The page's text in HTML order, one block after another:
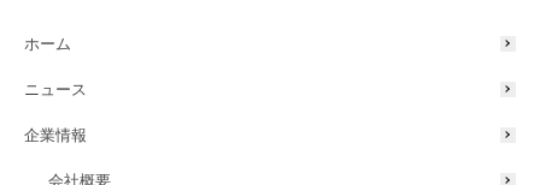
ホーム
ニュース
企業情報
会社概要